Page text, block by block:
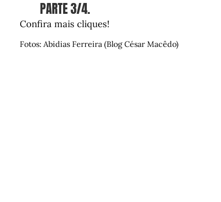
PARTE 3/4.
Confira mais cliques!
Fotos: Abidias Ferreira (Blog César Macêdo)